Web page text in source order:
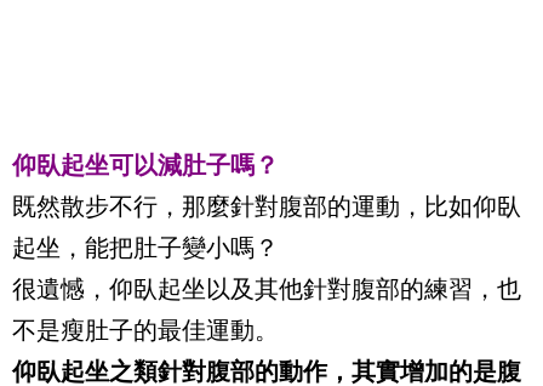
仰臥起坐可以減肚子嗎？
既然散步不行，那麼針對腹部的運動，比如仰臥
起坐，能把肚子變小嗎？
很遺憾，仰臥起坐以及其他針對腹部的練習，也
不是瘦肚子的最佳運動。
仰臥起坐之類針對腹部的動作，其實增加的是腹